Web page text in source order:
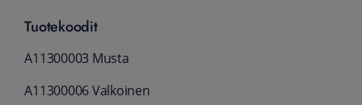
Tuotekoodit
A11300003 Musta
A11300006 Valkoinen